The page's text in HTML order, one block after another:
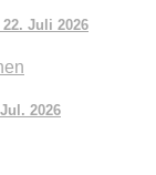
Juli 2026
2026